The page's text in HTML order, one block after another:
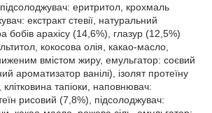
підсолоджувач: еритритол, крохмаль
екстракт стевії, натуральний
бобів арахісу (14,6%), глазур (12,5%)
кокосова олія, какао-масло,
вмістом жиру, емульгатор: соєвий
ароматизатор ванілі), ізолят протеїну
тапіоки, наповнювач:
рисовий (7,8%), підсолоджувач: